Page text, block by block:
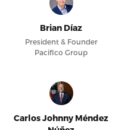
Brian Díaz
President & Founder
Pacifico Group
Carlos Johnny Méndez